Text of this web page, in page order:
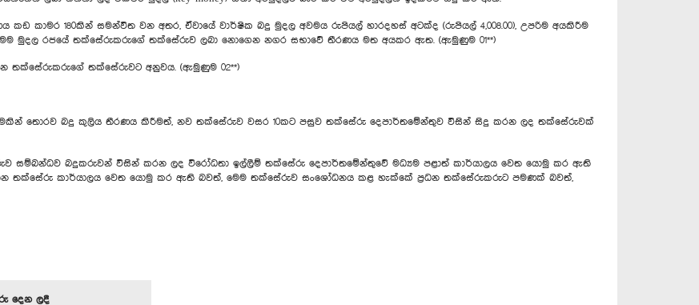
180කින් සමන්විත වන අතර, ඒවායේ වාර්ෂික බදු මුදල අවමය රුපියල් හාරදහස් අටක්ද (රුපියල් 4,008.00), උපරිම අයකිරීම
මෙම මුදල රජයේ තක්සේරුකරුගේ තක්සේරුව ලබා නොගෙන නගර සභාවේ තීරණය මත අයකර ඇත. (ඇමුණුම 01**)
තක්සේරුකරුගේ තක්සේරුවට අනුවය. (ඇමුණුම 02**)
තොරව බදු කුලිය තීරණය කිරීමත්, නව තක්සේරුව වසර 10කට පසුව තක්සේරු දෙපාර්තමේන්තුව විසින් සිදු කරන ලද තක්සේරුවක්
සම්බන්ධව බදුකරුවන් විසින් කරන ලද විරෝධතා ඉල්ලීම් තක්සේරු දෙපාර්තමේන්තුවේ මධ්‍යම පළාත් කාර්යාලය වෙත යොමු කර ඇති
තක්සේරු කාර්යාලය වෙත යොමු කර ඇති බවත්, මෙම තක්සේරුව සංශෝධනය කළ හැක්කේ ප්‍රධන තක්සේරුකරුට පමණක් බවත්,
දෙන ලදී